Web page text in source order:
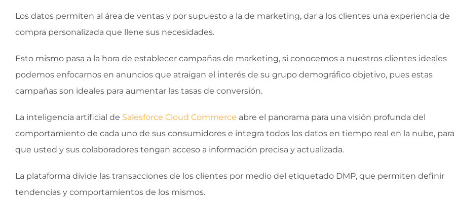
Los datos permiten al área de ventas y por supuesto a la de marketing, dar a los clientes una experiencia de
compra personalizada que llene sus necesidades.
Esto mismo pasa a la hora de establecer campañas de marketing, si conocemos a nuestros clientes ideales
podemos enfocarnos en anuncios que atraigan el interés de su grupo demográfico objetivo, pues estas
campañas son ideales para aumentar las tasas de conversión.
La inteligencia artificial de Salesforce Cloud Commerce abre el panorama para una visión profunda del
comportamiento de cada uno de sus consumidores e integra todos los datos en tiempo real en la nube, para
que usted y sus colaboradores tengan acceso a información precisa y actualizada.
La plataforma divide las transacciones de los clientes por medio del etiquetado DMP, que permiten definir
tendencias y comportamientos de los mismos.